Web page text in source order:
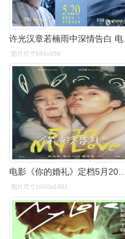
图片尺寸984x558
电影《你的婚礼》定档5月20日 许光汉章若楠送来新年第一缕甜蜜爱情
图片尺寸1000x1401